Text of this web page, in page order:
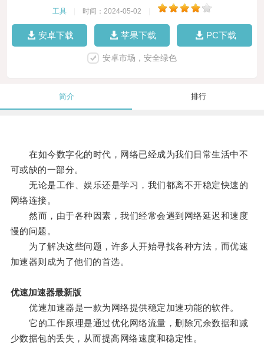
工具 时间：2024-05-02
安卓下载 苹果下载 PC下载
安卓市场，安全绿色
简介 排行
在如今数字化的时代，网络已经成为我们日常生活中不
可或缺的一部分。
无论是工作、娱乐还是学习，我们都离不开稳定快速的
网络连接。
然而，由于各种因素，我们经常会遇到网络延迟和速度
慢的问题。
为了解决这些问题，许多人开始寻找各种方法，而优速
加速器则成为了他们的首选。
优速加速器最新版
优速加速器是一款为网络提供稳定加速功能的软件。
它的工作原理是通过优化网络流量，删除冗余数据和减
少数据包的丢失，从而提高网络速度和稳定性。